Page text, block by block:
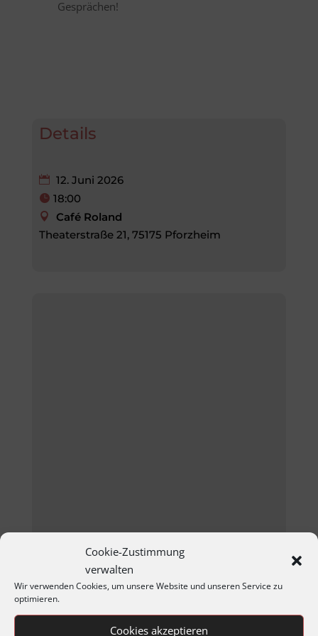
Cookie-Zustimmung
verwalten
Wir verwenden Cookies, um unsere Website und unseren Service zu
optimieren.
Cookies akzeptieren
Gesprächen!
Details
12. Juni 2026
18:00
Café Roland
Theaterstraße 21, 75175 Pforzheim